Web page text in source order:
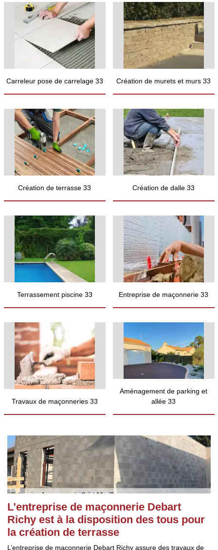
Carreleur pose de carrelage 33 Création de murets et murs 33
Création de terrasse 33 Création de dalle 33
Terrassement piscine 33 Entreprise de maçonnerie 33
Travaux de maçonneries 33
Aménagement de parking et
allée 33
L’entreprise de maçonnerie Debart
Richy est à la disposition des tous pour
la création de terrasse
L’entreprise de maçonnerie Debart Richy assure des travaux de